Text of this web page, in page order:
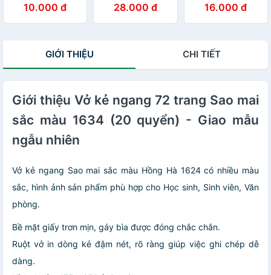
- Sao Mai Best
memories 1687
82-84 ISO (Giao
10.000 đ
- Hồng Hà 1426
(Mẫu Màu Giao
28.000 đ
- Sao Mai Best
memories 1688
82-84 ISO (Giao
16.000 đ
GIỚI THIỆU CHI TIẾT
Giới thiệu Vở kẻ ngang 72 trang Sao mai
sắc màu 1634 (20 quyển) - Giao mẫu
ngẫu nhiên
Vở kẻ ngang Sao mai sắc màu Hồng Hà 1624 có nhiều màu
sắc, hình ảnh sản phẩm phù hợp cho Học sinh, Sinh viên, Văn
phòng.
Bề mặt giấy trơn mịn, gáy bìa được đóng chắc chắn.
Ruột vở in dòng kẻ đậm nét, rõ ràng giúp việc ghi chép dễ
dàng.